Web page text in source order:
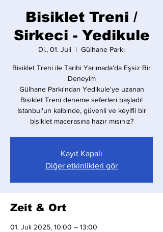
Bisiklet Treni /
Sirkeci - Yedikule
Di., 01. Juli
  |
Gülhane Parkı
Bisiklet Treni ile Tarihi Yarımada'da Eşsiz Bir
Deneyim
Gülhane Parkı'ndan Yedikule'ye uzanan
Bisiklet Treni deneme seferleri başladı!
İstanbul'un kalbinde, güvenli ve keyifli bir
bisiklet macerasına hazır mısınız?
Kayıt Kapalı
Diğer etkinlikleri gör
Zeit & Ort
01. Juli 2025, 10:00 – 13:00